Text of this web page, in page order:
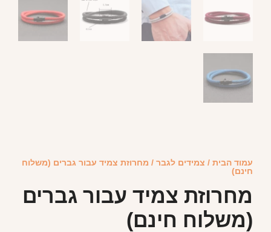
עמוד הבית / צמידים לגבר / מחרוזת צמיד עבור גברים (משלוח
חינם)
מחרוזת צמיד עבור גברים
(משלוח חינם)